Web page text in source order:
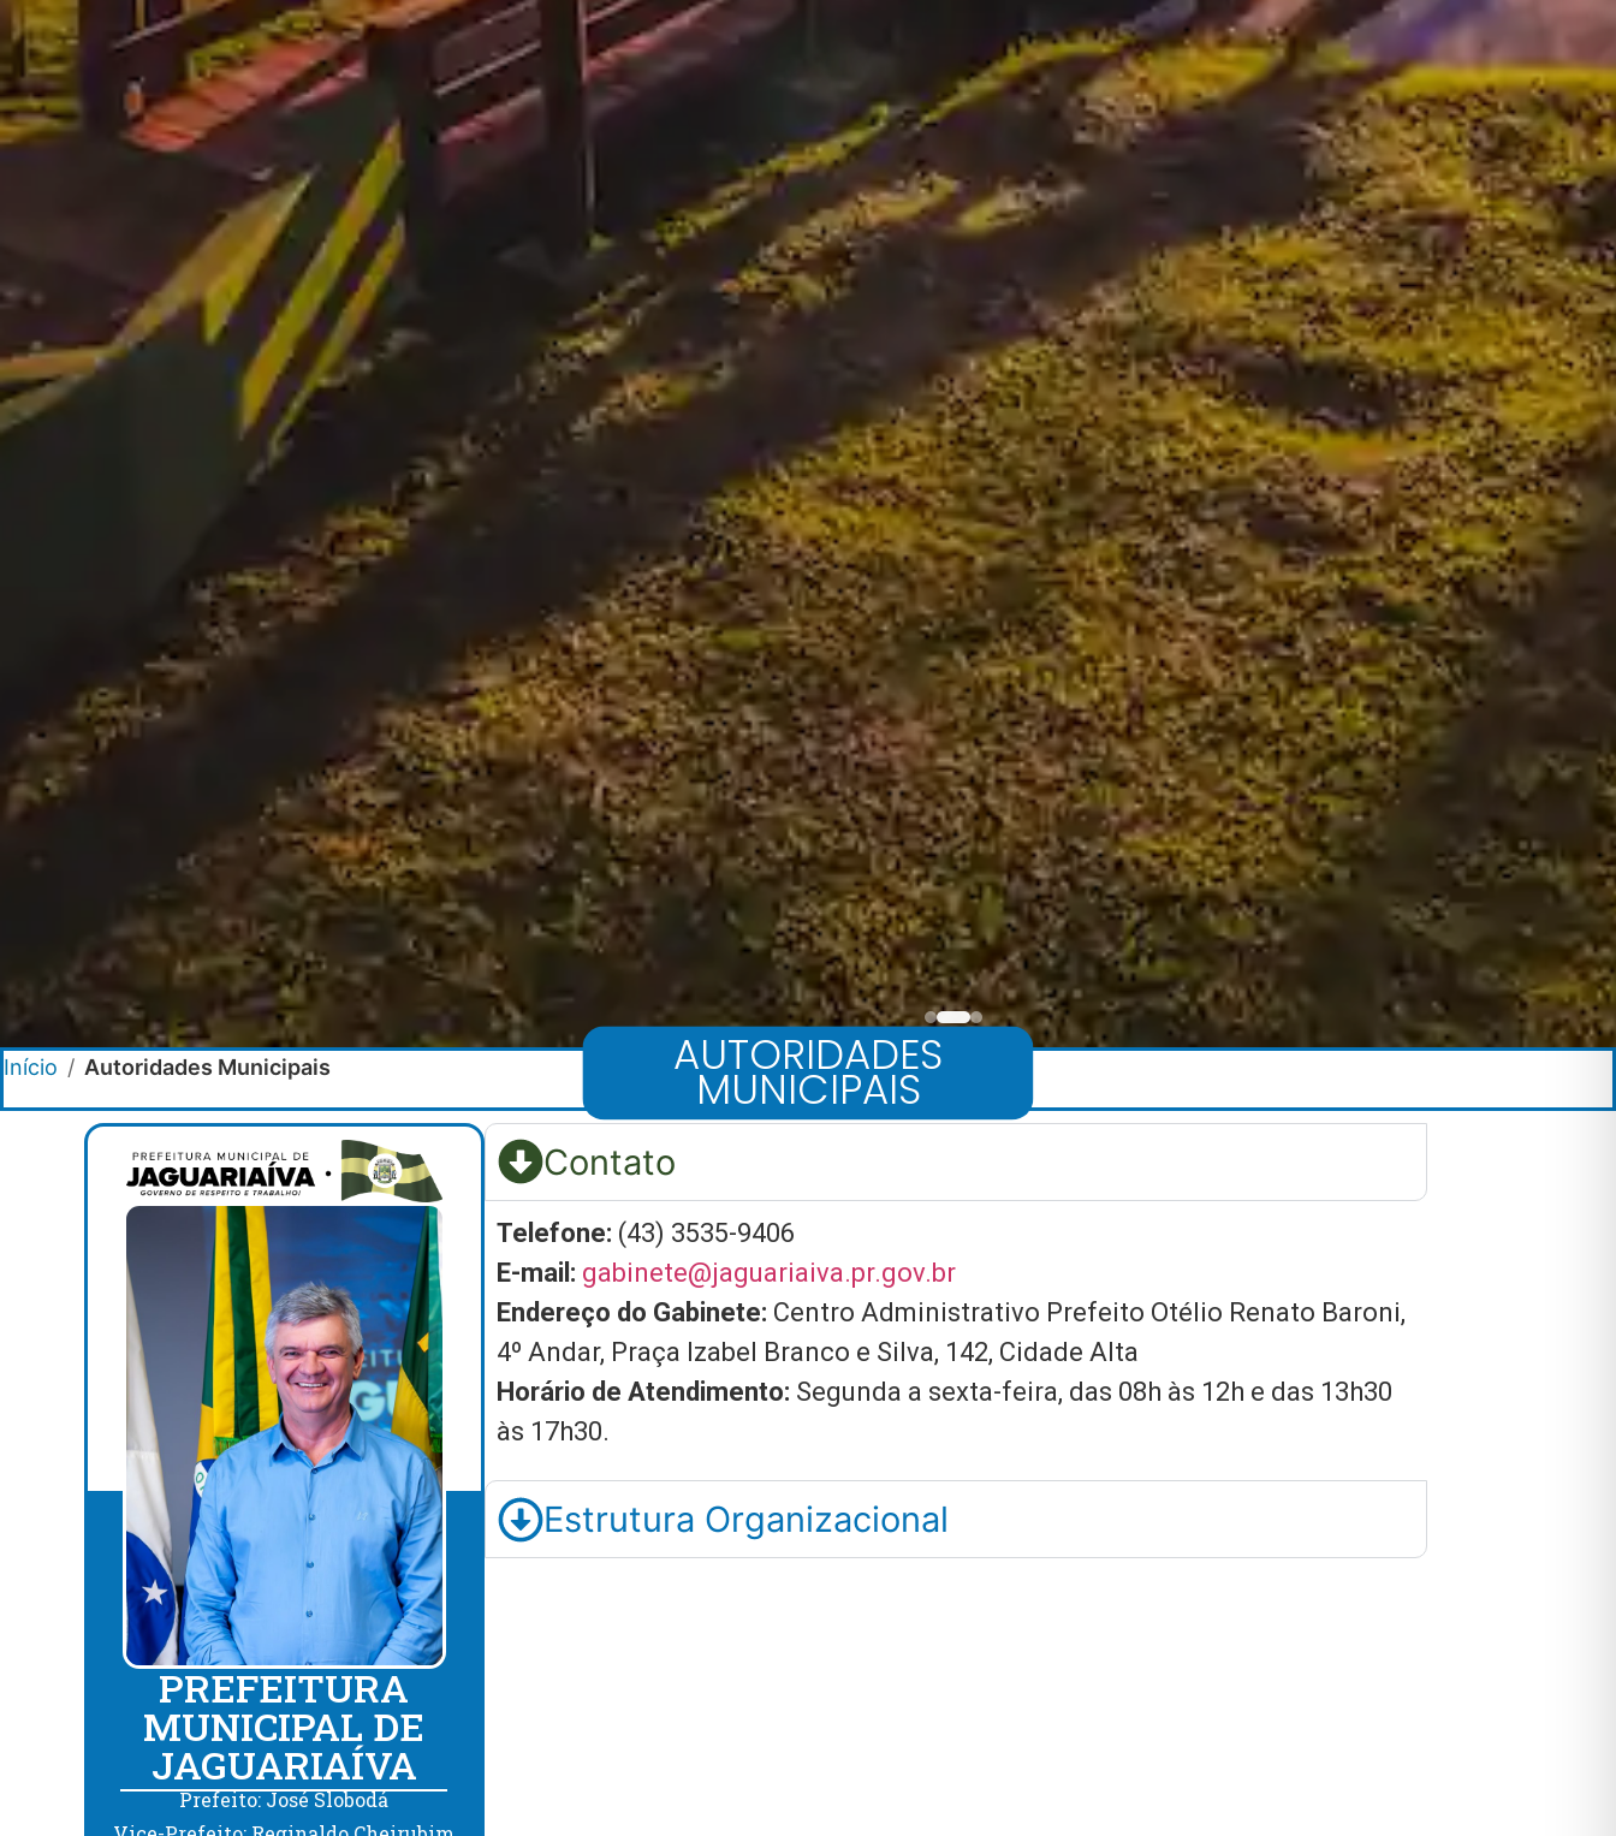
AUTORIDADES
MUNICIPAIS
Início / Autoridades Municipais
PREFEITURA
MUNICIPAL DE
JAGUARIAÍVA
Prefeito: José Slobodá
Contato
Telefone: (43) 3535-9406
E-mail: gabinete@jaguariaiva.pr.gov.br
Endereço do Gabinete: Centro Administrativo Prefeito Otélio Renato Baroni,
4º Andar, Praça Izabel Branco e Silva, 142, Cidade Alta
Horário de Atendimento: Segunda a sexta-feira, das 08h às 12h e das 13h30
às 17h30.
Estrutura Organizacional